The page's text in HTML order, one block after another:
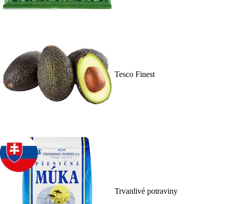
Tesco Finest
Trvanlivé potraviny